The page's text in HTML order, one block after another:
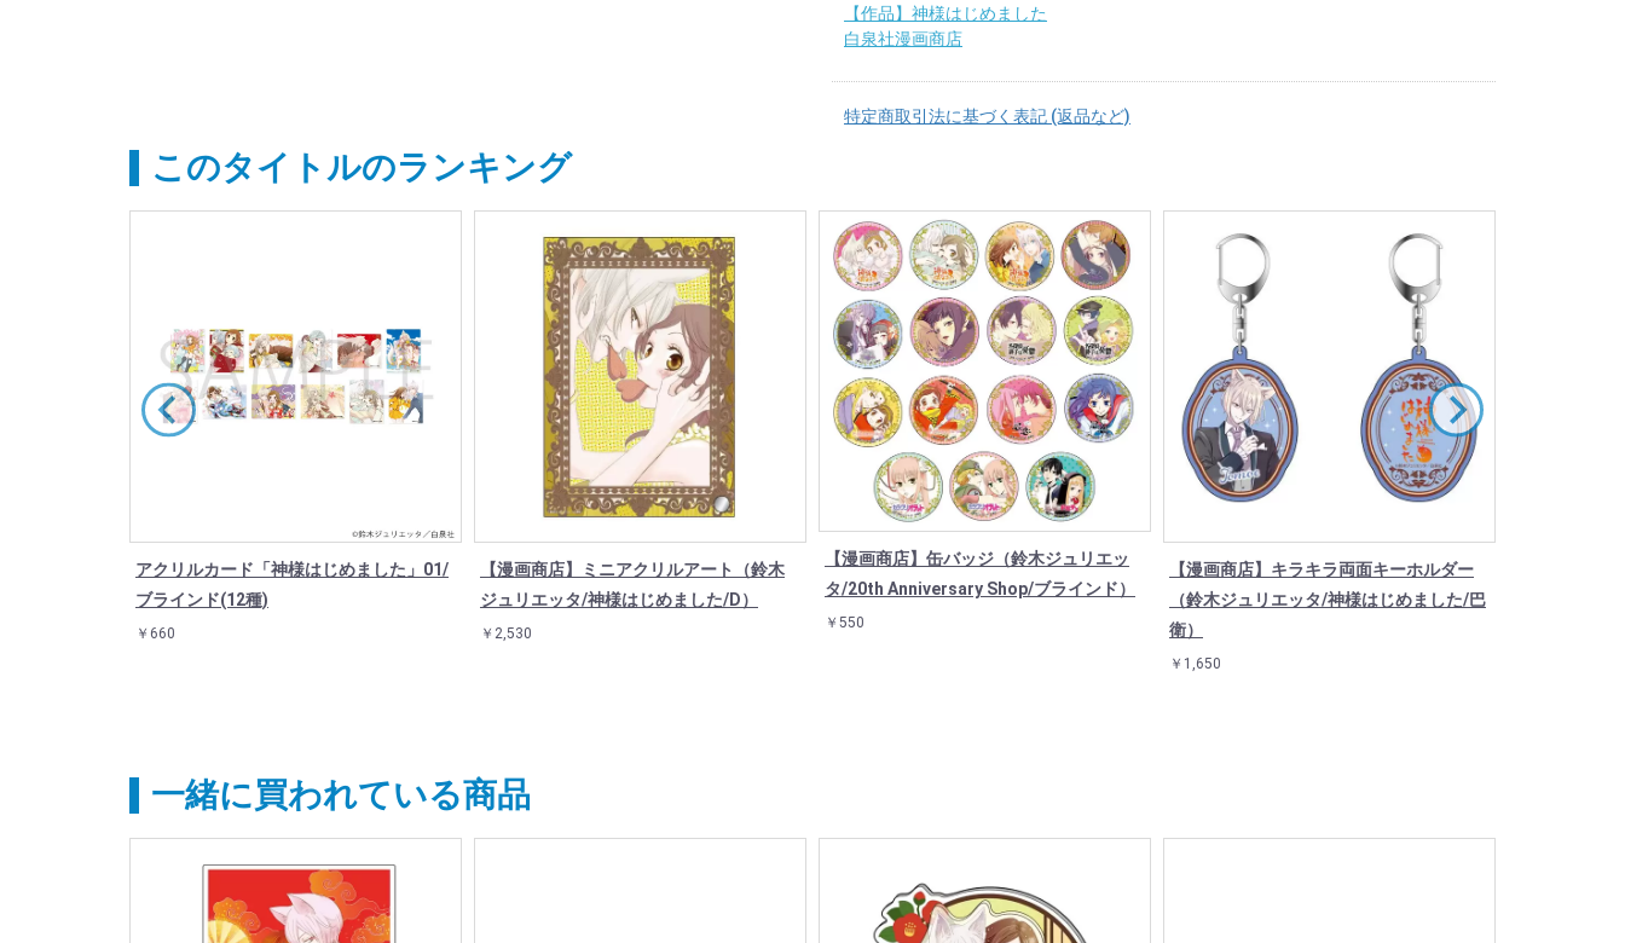
【作品】神様はじめました
白泉社漫画商店
特定商取引法に基づく表記 (返品など)
このタイトルのランキング
アクリルカード「神様はじめました」01/
ブラインド(12種)
￥660
【漫画商店】ミニアクリルアート（鈴木
ジュリエッタ/神様はじめました/D）
￥2,530
【漫画商店】缶バッジ（鈴木ジュリエッ
タ/20th Anniversary Shop/ブラインド）
￥550
【漫画商店】キラキラ両面キーホルダー
（鈴木ジュリエッタ/神様はじめました/巴
衛）
￥1,650
一緒に買われている商品